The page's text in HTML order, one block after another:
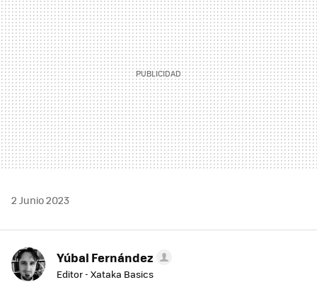
2 Junio 2023
Yúbal Fernández
Editor - Xataka Basics